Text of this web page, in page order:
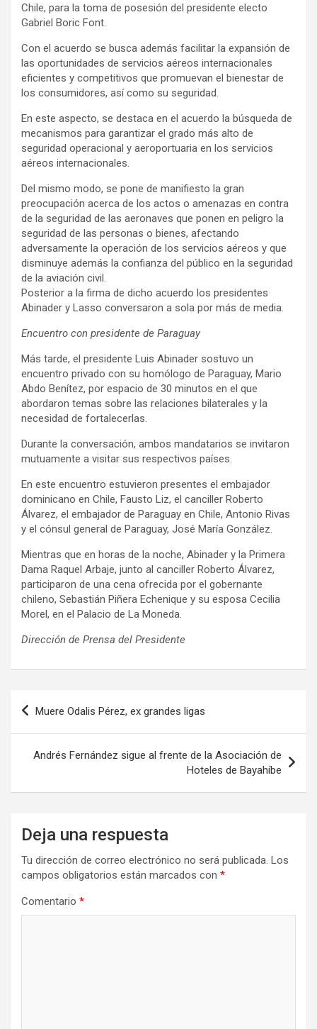
Chile, para la toma de posesión del presidente electo
Gabriel Boric Font.
Con el acuerdo se busca además facilitar la expansión de
las oportunidades de servicios aéreos internacionales
eficientes y competitivos que promuevan el bienestar de
los consumidores, así como su seguridad.
En este aspecto, se destaca en el acuerdo la búsqueda de
mecanismos para garantizar el grado más alto de
seguridad operacional y aeroportuaria en los servicios
aéreos internacionales.
Del mismo modo, se pone de manifiesto la gran
preocupación acerca de los actos o amenazas en contra
de la seguridad de las aeronaves que ponen en peligro la
seguridad de las personas o bienes, afectando
adversamente la operación de los servicios aéreos y que
disminuye además la confianza del público en la seguridad
de la aviación civil.
Posterior a la firma de dicho acuerdo los presidentes
Abinader y Lasso conversaron a sola por más de media.
Encuentro con presidente de Paraguay
Más tarde, el presidente Luis Abinader sostuvo un
encuentro privado con su homólogo de Paraguay, Mario
Abdo Benítez, por espacio de 30 minutos en el que
abordaron temas sobre las relaciones bilaterales y la
necesidad de fortalecerlas.
Durante la conversación, ambos mandatarios se invitaron
mutuamente a visitar sus respectivos países.
En este encuentro estuvieron presentes el embajador
dominicano en Chile, Fausto Liz, el canciller Roberto
Álvarez, el embajador de Paraguay en Chile, Antonio Rivas
y el cónsul general de Paraguay, José María González.
Mientras que en horas de la noche, Abinader y la Primera
Dama Raquel Arbaje, junto al canciller Roberto Álvarez,
participaron de una cena ofrecida por el gobernante
chileno, Sebastián Piñera Echenique y su esposa Cecilia
Morel, en el Palacio de La Moneda.
Dirección de Prensa del Presidente
Navegación
entradas
Muere Odalis Pérez, ex grandes ligas
Andrés Fernández sigue al frente de la Asociación de
Hoteles de Bayahíbe
Deja una respuesta
Tu dirección de correo electrónico no será publicada. Los
campos obligatorios están marcados con *
Comentario *